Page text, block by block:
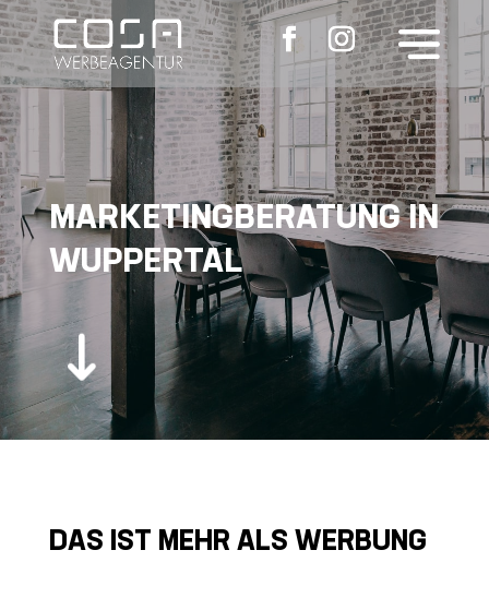
MARKETINGBERATUNG IN
WUPPERTAL
"
DAS IST MEHR ALS WERBUNG